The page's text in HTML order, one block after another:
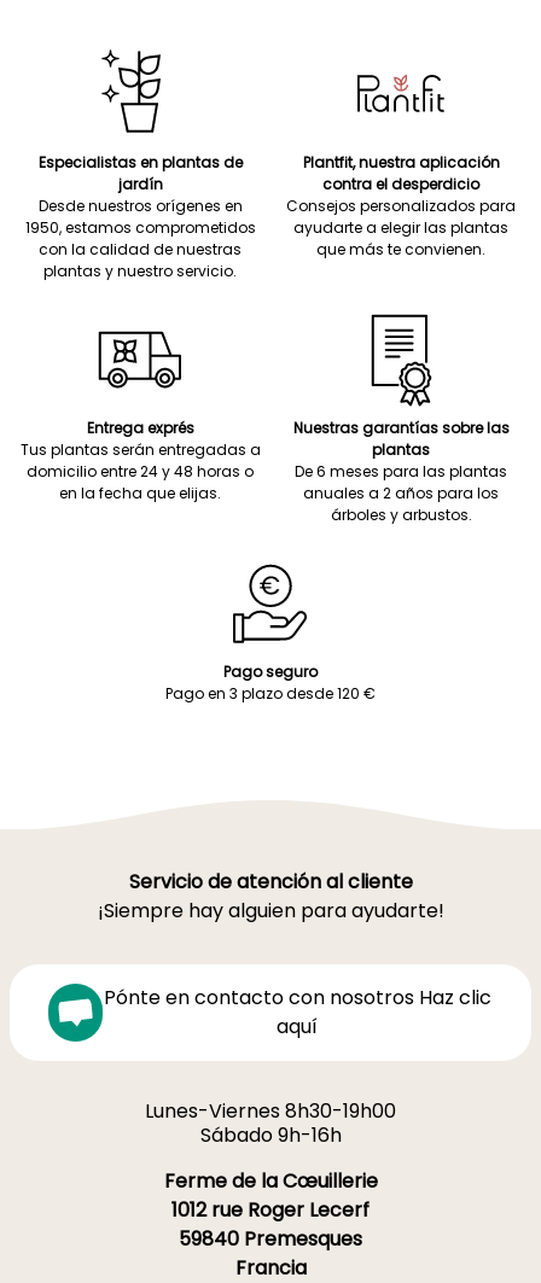
Especialistas en plantas de
jardín
Desde nuestros orígenes en
1950, estamos comprometidos
con la calidad de nuestras
plantas y nuestro servicio.
Plantfit, nuestra aplicación
contra el desperdicio
Consejos personalizados para
ayudarte a elegir las plantas
que más te convienen.
Entrega exprés
Tus plantas serán entregadas a
domicilio entre 24 y 48 horas o
en la fecha que elijas.
Nuestras garantías sobre las
plantas
De 6 meses para las plantas
anuales a 2 años para los
árboles y arbustos.
Pago seguro
Pago en 3 plazo desde 120 €
Servicio de atención al cliente
¡Siempre hay alguien para ayudarte!
Pónte en contacto con nosotros Haz clic
aquí
Lunes-Viernes 8h30-19h00
Sábado 9h-16h
Ferme de la Cœuillerie
1012 rue Roger Lecerf
59840 Premesques
Francia